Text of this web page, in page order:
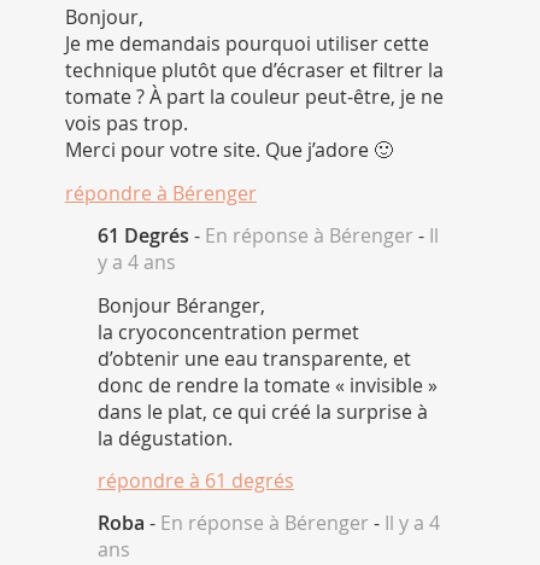
Bonjour,
Je me demandais pourquoi utiliser cette
technique plutôt que d’écraser et filtrer la
tomate ? À part la couleur peut-être, je ne
vois pas trop.
Merci pour votre site. Que j’adore 🙂
répondre à Bérenger
61 Degrés - En réponse à Bérenger - Il
y a 4 ans
Bonjour Béranger,
la cryoconcentration permet
d’obtenir une eau transparente, et
donc de rendre la tomate « invisible »
dans le plat, ce qui créé la surprise à
la dégustation.
répondre à 61 degrés
Roba - En réponse à Bérenger - Il y a 4
ans